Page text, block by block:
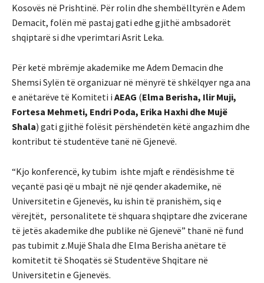
Kosovës në Prishtinë. Për rolin dhe shembëlltyrën e Adem
Demacit, folën më pastaj gati edhe gjithë ambsadorët
shqiptarë si dhe vperimtari Asrit Leka.
Për ketë mbrëmje akademike me Adem Demacin dhe
Shemsi Sylën të organizuar në mënyrë të shkëlqyer nga ana
e anëtarëve të Komiteti i AEAG (Elma Berisha, Ilir Muji,
Fortesa Mehmeti, Endri Poda, Erika Haxhi dhe Mujë
Shala) gati gjithë folësit përshëndetën këtë angazhim dhe
kontribut të studentëve tanë në Gjenevë.
“Kjo konferencë, ky tubim ishte mjaft e rëndësishme të
veçantë pasi që u mbajt në një qender akademike, në
Universitetin e Gjenevës, ku ishin të pranishëm, siq e
vërejtët, personalitete të shquara shqiptare dhe zvicerane
të jetës akademike dhe publike në Gjenevë” thanë në fund
pas tubimit z.Mujë Shala dhe Elma Berisha anëtare të
komitetit të Shoqatës së Studentëve Shqitare në
Universitetin e Gjenevës.